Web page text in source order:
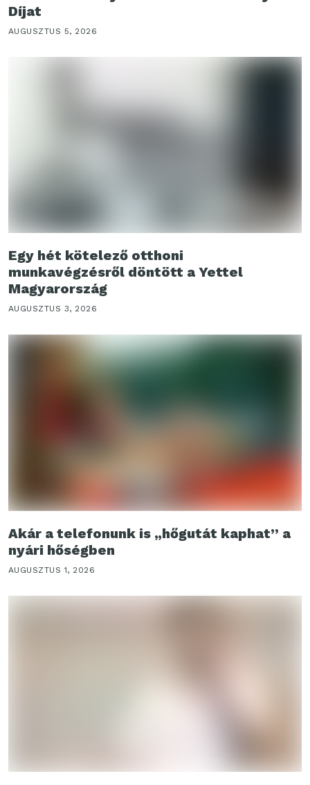
Díjat
AUGUSZTUS 5, 2026
Egy hét kötelező otthoni
munkavégzésről döntött a Yettel
Magyarország
AUGUSZTUS 3, 2026
Akár a telefonunk is „hőgutát kaphat” a
nyári hőségben
AUGUSZTUS 1, 2026